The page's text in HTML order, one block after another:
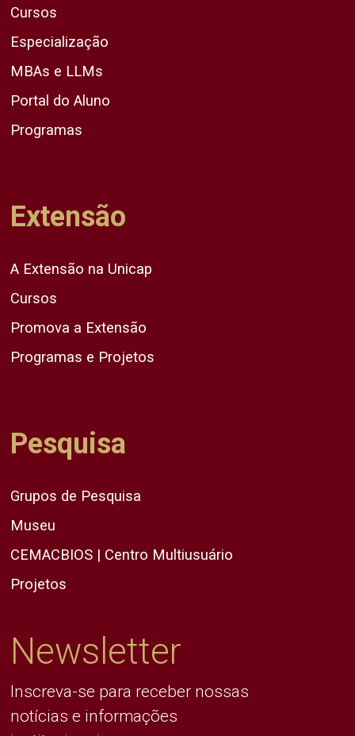
Cursos
Especialização
MBAs e LLMs
Portal do Aluno
Programas
Extensão
A Extensão na Unicap
Cursos
Promova a Extensão
Programas e Projetos
Pesquisa
Grupos de Pesquisa
Museu
CEMACBIOS | Centro Multiusuário
Projetos
Newsletter
Inscreva-se para receber nossas
notícias e informações